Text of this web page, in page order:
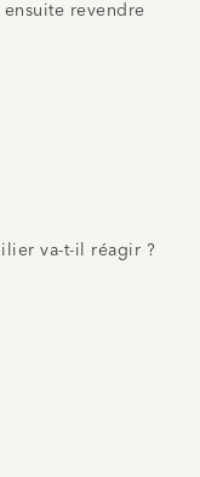
revendre
va-t-il réagir ?